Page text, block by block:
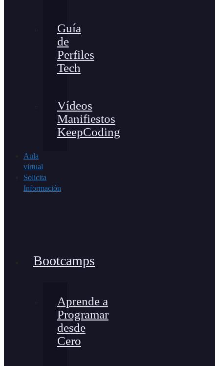
Guía
de
Perfiles
Tech
Vídeos
Manifiestos
KeepCoding
Aula
virtual
Solicita
Información
Bootcamps
Aprende a
Programar
desde
Cero